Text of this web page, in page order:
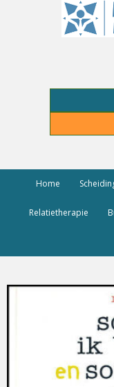
Home
Relatietherapie